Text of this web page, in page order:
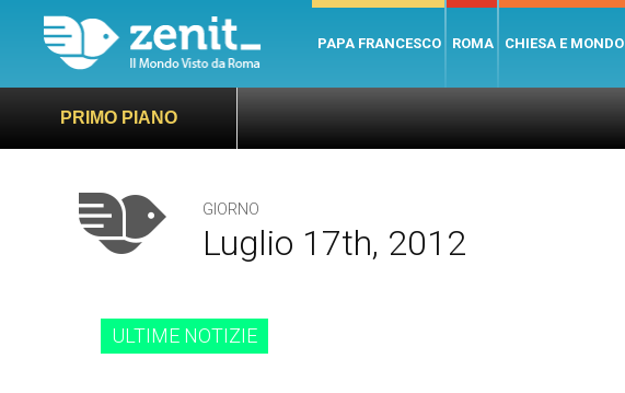
PAPA FRANCESCO ROMA CHIESA E MONDO
PRIMO PIANO
GIORNO
Luglio 17th, 2012
ULTIME NOTIZIE